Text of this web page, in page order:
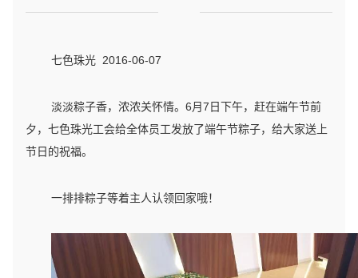
七色珠光 2016-06-07
淡淡粽子香，浓浓关怀情。6月7日下午，赶在端午节前
夕，七色珠光工会给全体员工发放了端午节粽子，给大家送上
节日的祝福。
一排排粽子等着主人认领回家哦！